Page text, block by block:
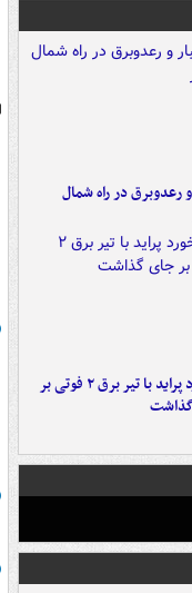
رعدوبرق در راه شمال
برخورد پراید با تیر برق ۲ فوتی بر